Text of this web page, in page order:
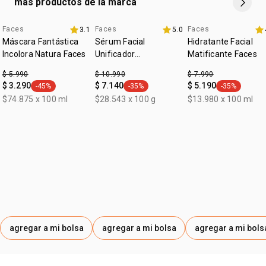
• zona de aplicación: ojos y cejas
• incolora
• para todes
• fácil de aplicar
Faces 3.1
Máscara Fantástica
Incolora Natura Faces
$ 5.990
$ 3.290 general.tag -45%
-45%
$74.875 x 100 ml
agregar a mi bolsa
Faces 5.0
Sérum Facial
Unificador
$ 10.990
$ 7.140 general.tag -35%
-35%
$28.543 x 100 g
agregar a mi bolsa
Faces
Hidratante Facial
Matificante Faces
$ 7.990
$ 5.190 general.tag -
-35%
$13.980 x 100 ml
agregar a mi